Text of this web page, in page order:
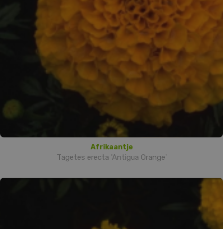
Afrikaantje
Tagetes erecta 'Antigua Orange'